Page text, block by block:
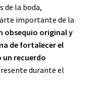
de la boda,
importante de la
obsequio original y
de fortalecer el
un recuerdo
durante el